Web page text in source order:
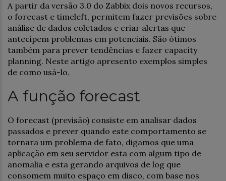
A partir da versão 3.0 do Zabbix dois novos recursos,
o forecast e timeleft, permitem fazer previsões sobre
análise de dados coletados e criar alertas que
antecipem problemas em potenciais. São ótimos
também para prever tendências e fazer capacity
planning. Neste artigo apresento exemplos simples
de como usá-lo.
A função forecast
O forecast (previsão) consiste em analisar dados
passados e prever quando este comportamento se
tornara um problema de fato, digamos que uma
aplicação em seu servidor esta com algum tipo de
anomalia e esta gerando arquivos de log que
consomem muito espaço em disco, com base nos